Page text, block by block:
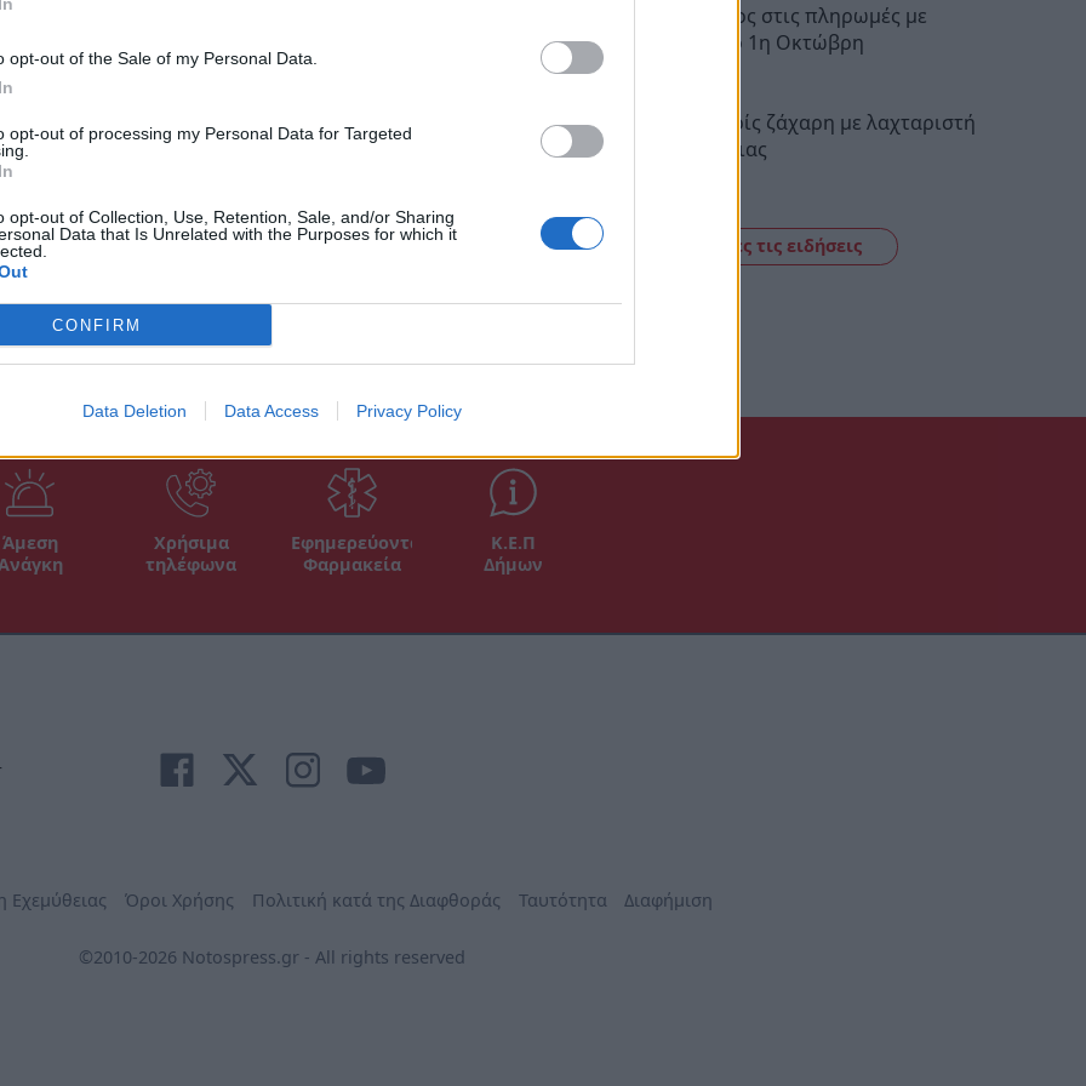
opt-out of the Sale of my Personal Data.
opt-out of processing my Personal Data for Targeted
opt-out of Collection, Use, Retention, Sale, and/or Sharing
Data that Is Unrelated with the Purposes for which it
CONFIRM
Data Deletion Data Access Privacy Policy
αντιληπτή από κατοίκους του Κότρωνα,
σκάφη να βοηθήσουν, ενώ ταυτόχρονα
το Κέντρο Υγείας Αρεόπολης. Ωστόσο, ο
Κέντρο Υγείας Αρεόπολης για να
newsbomb.gr
Ενοίκια: Τέλος στις πληρωμές με
μετρητά από 1η Οκτώβρη
Μιλφέιγ χωρίς ζάχαρη με λαχταριστή
κρέμα βανίλιας
Δείτε όλες τις ειδήσεις
Άμεση
Χρήσιμα
τηλέφωνα
Εφημερεύοντα
Φαρμακεία
Κ.Ε.Π
Δήμων
Εχεμύθειας Όροι Χρήσης Πολιτική κατά της Διαφθοράς Ταυτότητα Διαφήμιση
©2010-2026 Notospress.gr - All rights reserved